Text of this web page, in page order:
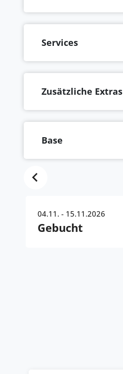
Services
Zusätzliche Extras
Base
04.11. - 15.11.2026
Gebucht